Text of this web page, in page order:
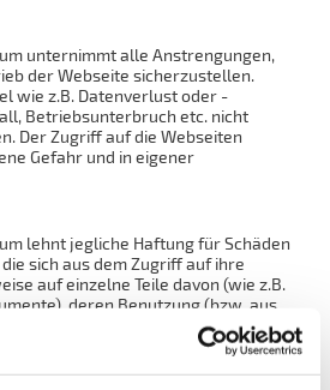
unternimmt alle Anstrengungen,
der Webseite sicherzustellen.
wie z.B. Datenverlust oder -
Betriebsunterbruch etc. nicht
Der Zugriff auf die Webseiten
Gefahr und in eigener
lehnt jegliche Haftung für Schäden
sich aus dem Zugriff auf ihre
auf einzelne Teile davon (wie z.B.
deren Benutzung (bzw. aus
oder der Benutzung) oder
ergeben.